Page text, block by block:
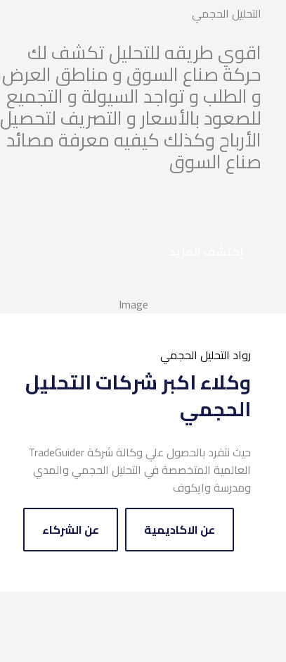
التحليل الحجمي
اقوي طريقه للتحليل تكشف لك
حركة صناع السوق و مناطق العرض
و الطلب و تواجد السيولة و التجميع
للصعود بالأسعار و التصريف لتحصيل
الأرباح وكذلك كيفيه معرفة مصائد
صناع السوق
رواد التحليل الحجمي
وكلاء اكبر شركات التحليل
الحجمي
حيث نتفرد بالحصول علي وكالة شركة TradeGuider
العالمية المتخصصة في التحليل الحجمي والمدي
ومدرسة وايكوف
عن الاكاديمية
عن الشركاء